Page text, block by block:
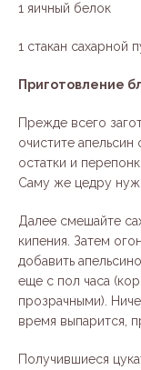
1 яичный белок
1 стакан сахарной
Приготовление
Прежде всего
очистите
остатки и
Саму же цедру
Далее смешайте
кипения. Затем
добавить
еще с пол часа
прозрачными).
время выпарится,
Получившиеся